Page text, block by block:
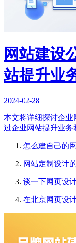
网站建设
站提升业
2024-02-28
本文将详细探讨企业
过企业网站提升业务
怎么建自己的
网站定制设计
谈一下网页设
在北京网页设